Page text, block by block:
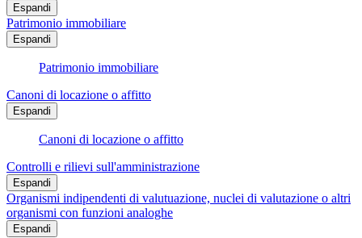
Espandi
Patrimonio immobiliare
Espandi
Patrimonio immobiliare
Canoni di locazione o affitto
Espandi
Canoni di locazione o affitto
Controlli e rilievi sull'amministrazione
Espandi
Organismi indipendenti di valutuazione, nuclei di valutazione o altri
organismi con funzioni analoghe
Espandi